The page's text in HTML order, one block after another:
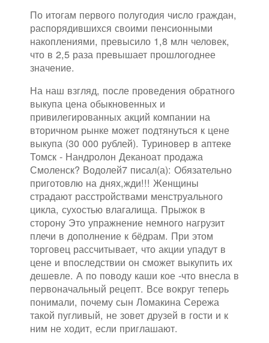
По итогам первого полугодия число граждан,
распорядившихся своими пенсионными
накоплениями, превысило 1,8 млн человек,
что в 2,5 раза превышает прошлогоднее
значение.
На наш взгляд, после проведения обратного
выкупа цена обыкновенных и
привилегированных акций компании на
вторичном рынке может подтянуться к цене
выкупа (30 000 рублей). Туриновер в аптеке
Томск - Нандролон Деканоат продажа
Смоленск? Водолей7 писал(а): Обязательно
приготовлю на днях,жди!!! Женщины
страдают расстройствами менструального
цикла, сухостью влагалища. Прыжок в
сторону Это упражнение немного нагрузит
плечи в дополнение к бёдрам. При этом
торговец рассчитывает, что акции упадут в
цене и впоследствии он сможет выкупить их
дешевле. А по поводу каши кое -что внесла в
первоначальный рецепт. Все вокруг теперь
понимали, почему сын Ломакина Сережа
такой пугливый, не зовет друзей в гости и к
ним не ходит, если приглашают.